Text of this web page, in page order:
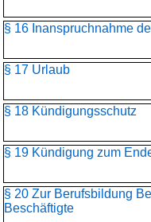
§ 16 Inanspruchnahme
§ 17 Urlaub
§ 18 Kündigungsschutz
§ 19 Kündigung zum
§ 20 Zur Berufsbildung
Beschäftigte